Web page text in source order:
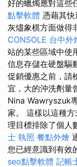
好的蠟燭應對這些
點擊軟體 憑藉其
灰燼象棋方面做得
CONSOLE 台中外
站的某些區域中使
信息存儲在硬盤驅
促銷優惠之前，請
宜，大的沖洗劑量
Nina Wawryszuk
家。 這樣以這種
理目標排除了個人
士 執照 餐點外燴
您已經意識到有效
seo點擊軟體 記帳